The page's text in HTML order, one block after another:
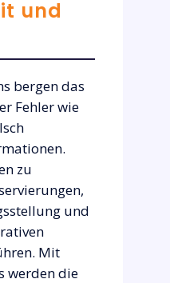
und
bergen das
Fehler wie
zu
und
Mit
werden die